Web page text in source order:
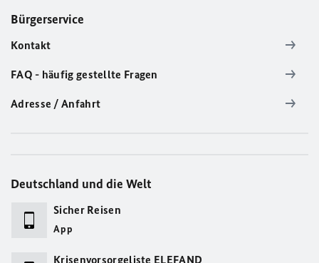
Bürgerservice
Kontakt
FAQ - häufig gestellte Fragen
Adresse / Anfahrt
Deutschland und die Welt
Sicher Reisen
App
Krisenvorsorgeliste ELEFAND